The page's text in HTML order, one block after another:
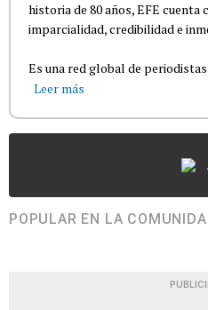
historia de 80 años, EFE cuenta
imparcialidad, credibilidad e
Es una red global de periodistas
Leer más
POPULAR EN LA